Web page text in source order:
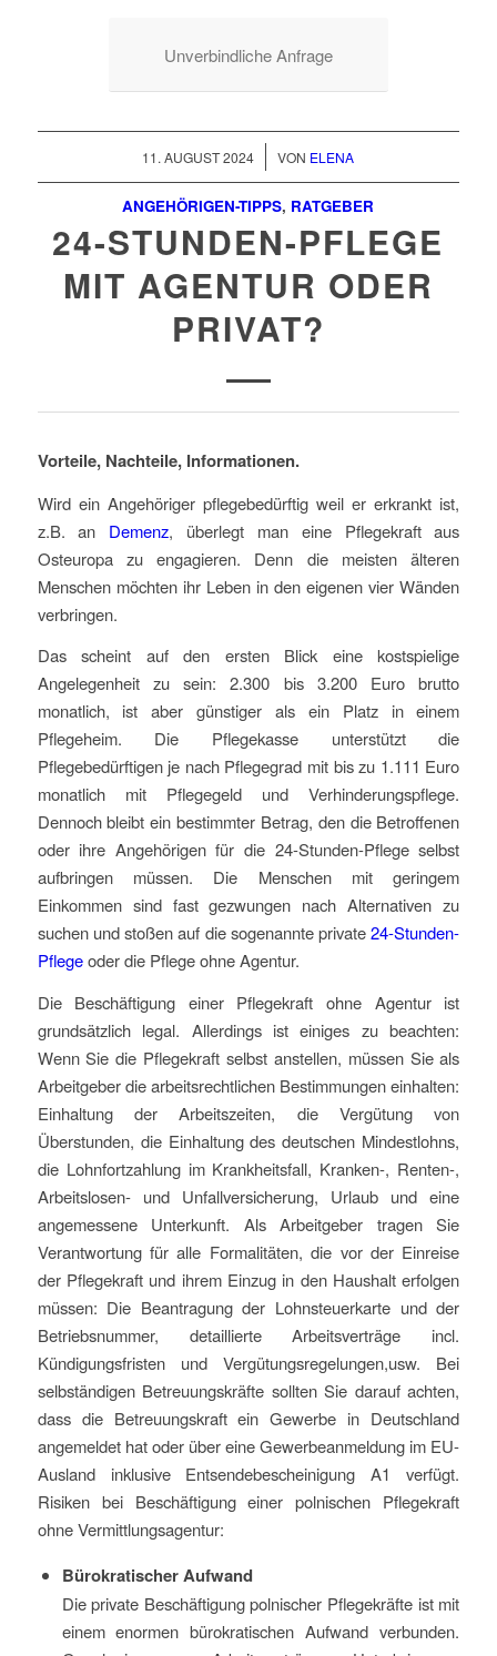
Unverbindliche Anfrage
11. AUGUST 2024
/ VON ELENA
ANGEHÖRIGEN-TIPPS, RATGEBER
24-STUNDEN-PFLEGE
MIT AGENTUR ODER
PRIVAT?
Vorteile, Nachteile, Informationen.
Wird ein Angehöriger pflegebedürftig weil er erkrankt ist,
z.B. an Demenz, überlegt man eine Pflegekraft aus
Osteuropa zu engagieren. Denn die meisten älteren
Menschen möchten ihr Leben in den eigenen vier Wänden
verbringen.
Das scheint auf den ersten Blick eine kostspielige
Angelegenheit zu sein: 2.300 bis 3.200 Euro brutto
monatlich, ist aber günstiger als ein Platz in einem
Pflegeheim. Die Pflegekasse unterstützt die
Pflegebedürftigen je nach Pflegegrad mit bis zu 1.111 Euro
monatlich mit Pflegegeld und Verhinderungspflege.
Dennoch bleibt ein bestimmter Betrag, den die Betroffenen
oder ihre Angehörigen für die 24-Stunden-Pflege selbst
aufbringen müssen. Die Menschen mit geringem
Einkommen sind fast gezwungen nach Alternativen zu
suchen und stoßen auf die sogenannte private24-Stunden-
Pflegeoder die Pflege ohne Agentur.
Die Beschäftigung einer Pflegekraft ohne Agentur ist
grundsätzlich legal. Allerdings ist einiges zu beachten:
Wenn Sie die Pflegekraft selbst anstellen, müssen Sie als
Arbeitgeber die arbeitsrechtlichen Bestimmungen einhalten:
Einhaltung der Arbeitszeiten, die Vergütung von
Überstunden, die Einhaltung des deutschen Mindestlohns,
die Lohnfortzahlung im Krankheitsfall, Kranken-, Renten-,
Arbeitslosen- und Unfallversicherung, Urlaub und eine
angemessene Unterkunft. Als Arbeitgeber tragen Sie
Verantwortung für alle Formalitäten, die vor der Einreise
der Pflegekraft und ihrem Einzug in den Haushalt erfolgen
müssen: Die Beantragung der Lohnsteuerkarte und der
Betriebsnummer, detaillierte Arbeitsverträge incl.
Kündigungsfristen und Vergütungsregelungen,usw. Bei
selbständigen Betreuungskräfte sollten Sie darauf achten,
dass die Betreuungskraft ein Gewerbe in Deutschland
angemeldet hat oder über eine Gewerbeanmeldung im EU-
Ausland inklusive Entsendebescheinigung A1 verfügt.
Risiken bei Beschäftigung einer polnischen Pflegekraft
ohne Vermittlungsagentur:
Bürokratischer Aufwand
Die private Beschäftigung polnischer Pflegekräfte ist mit
einem enormen bürokratischen Aufwand verbunden.